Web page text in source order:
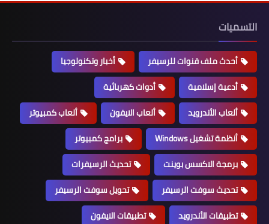
التسميات
أحدث ملف قنوات للرسيفر
أخبار وتكنولوجيا
أدعية إسلامية
أدوات كهربائية
ألعاب الأندرويد
ألعاب الايفون
ألعاب كمبيوتر
أنظمة تشغيل Windows
برامج كمبيوتر
برمجة الاكسس بوينت
تحديث الرسيفرات
تحديث سوفت الرسيفر
تحويل سوفت الرسيفر
تطبيقات الأندرويد
تطبيقات الايفون